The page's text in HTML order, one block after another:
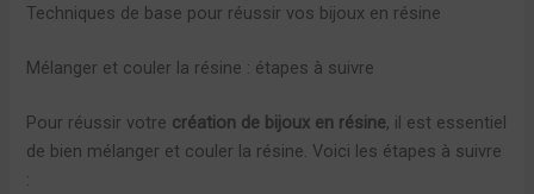
Techniques de base pour réussir vos bijoux en résine
Mélanger et couler la résine : étapes à suivre
Pour réussir votre création de bijoux en résine, il est essentiel
de bien mélanger et couler la résine. Voici les étapes à suivre
: